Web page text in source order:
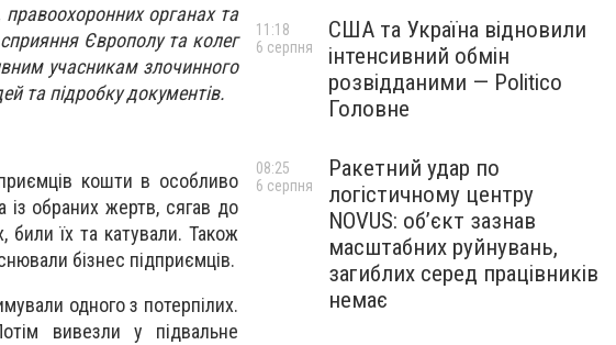
органах та
Європолу та колег
учасникам злочинного
та підробку документів.
кошти в особливо
із обраних жертв, сягав до
били їх та катували. Також
бізнес підприємців.
одного з потерпілих.
вивезли у підвальне
США та Україна відновили
інтенсивний обмін
розвідданими — Politico
Головне
11:18
6 серпня
Ракетний удар по
логістичному центру
NOVUS: об’єкт зазнав
масштабних руйнувань,
загиблих серед працівників
немає
08:25
6 серпня